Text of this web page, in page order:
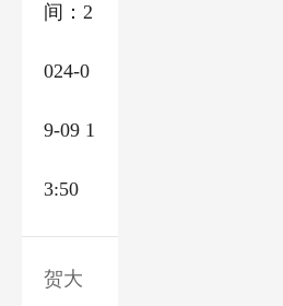
间：2
024-0
9-09 1
3:50
贺大